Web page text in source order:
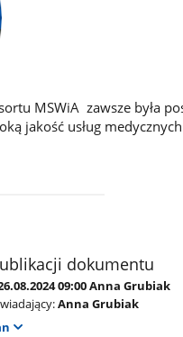
MSWiA zawsze była
jakość usług
dokumentu
09:00 Anna Grubiak
Anna Grubiak